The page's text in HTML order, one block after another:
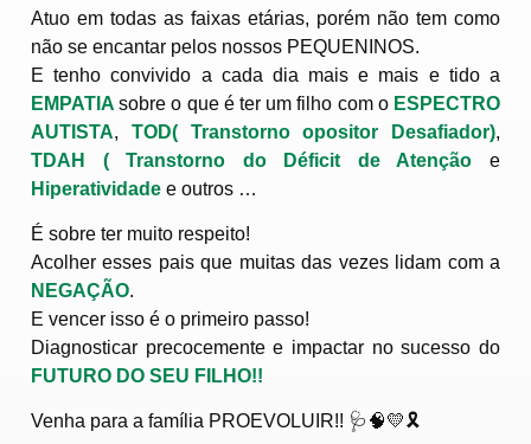
Atuo em todas as faixas etárias, porém não tem como
não se encantar pelos nossos PEQUENINOS.
E tenho convivido a cada dia mais e mais e tido a
EMPATIA sobre o que é ter um filho com o ESPECTRO
AUTISTA, TOD( Transtorno opositor Desafiador),
TDAH ( Transtorno do Déficit de Atenção e
Hiperatividade e outros …
É sobre ter muito respeito!
Acolher esses pais que muitas das vezes lidam com a
NEGAÇÃO.
E vencer isso é o primeiro passo!
Diagnosticar precocemente e impactar no sucesso do
FUTURO DO SEU FILHO!!
Venha para a família PROEVOLUIR!! 🩺🧠💛🎗️